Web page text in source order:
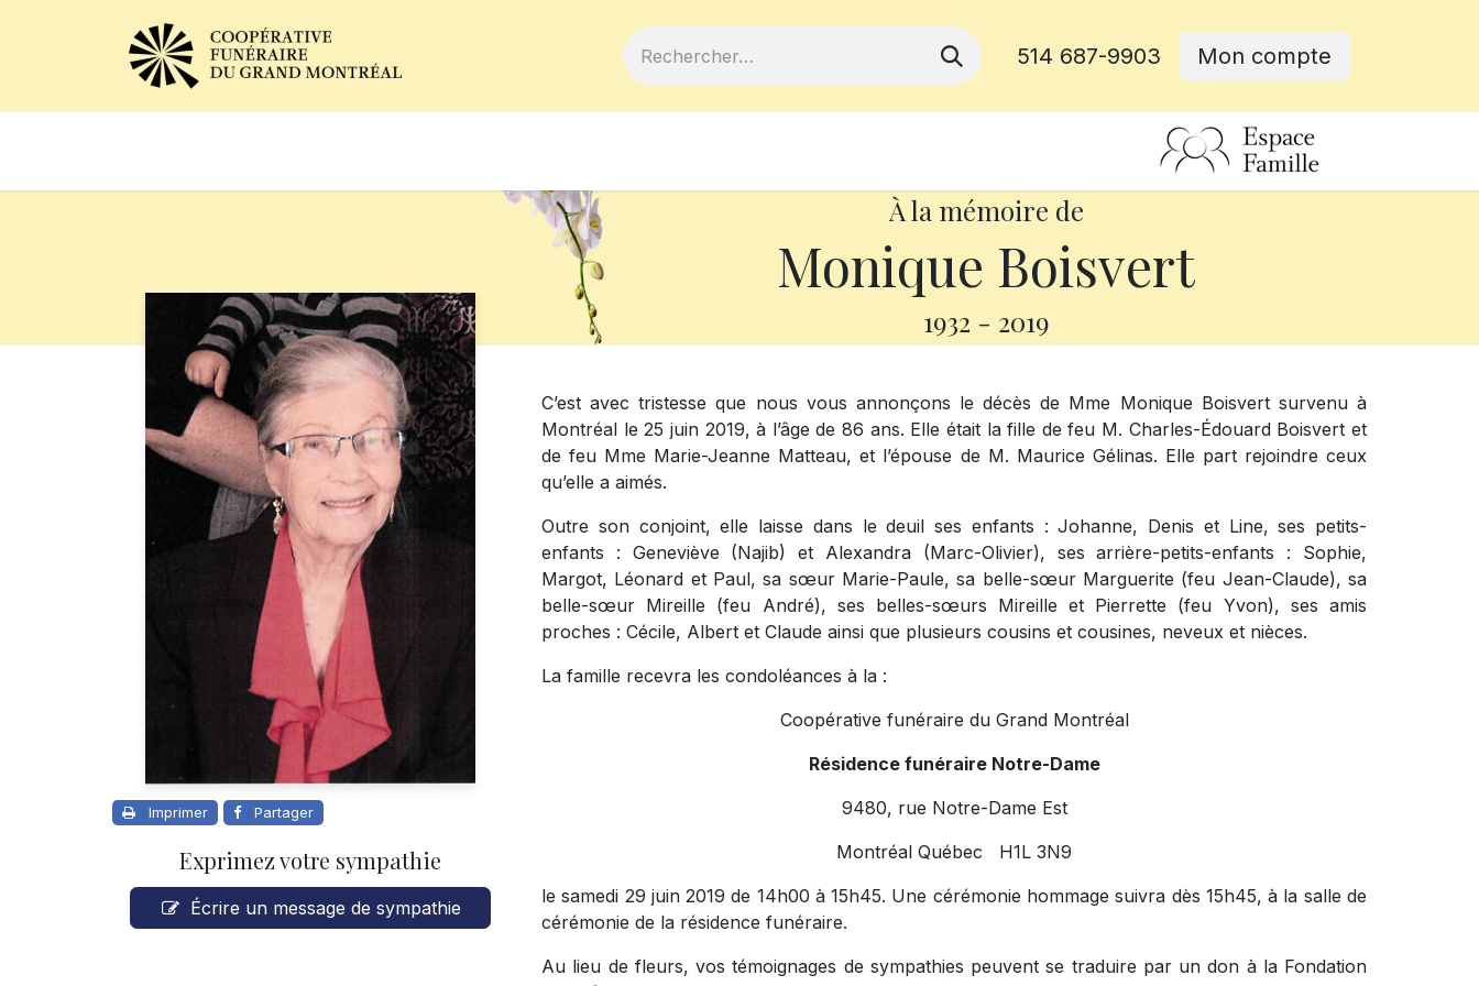
514 687-9903 Mon compte
À la mémoire de
Monique Boisvert
1932 - 2019
Imprimer Partager
Exprimez votre sympathie
Écrire un message de sympathie
C’est avec tristesse que nous vous annonçons le décès de Mme Monique Boisvert survenu à
Montréal le 25 juin 2019, à l’âge de 86 ans. Elle était la fille de feu M. Charles-Édouard Boisvert et
de feu Mme Marie-Jeanne Matteau, et l’épouse de M. Maurice Gélinas. Elle part rejoindre ceux
qu’elle a aimés.
Outre son conjoint, elle laisse dans le deuil ses enfants : Johanne, Denis et Line, ses petits-
enfants : Geneviève (Najib) et Alexandra (Marc-Olivier), ses arrière-petits-enfants : Sophie,
Margot, Léonard et Paul, sa sœur Marie-Paule, sa belle-sœur Marguerite (feu Jean-Claude), sa
belle-sœur Mireille (feu André), ses belles-sœurs Mireille et Pierrette (feu Yvon), ses amis
proches : Cécile, Albert et Claude ainsi que plusieurs cousins et cousines, neveux et nièces.
La famille recevra les condoléances à la :
Coopérative funéraire du Grand Montréal
Résidence funéraire Notre-Dame
9480, rue Notre-Dame Est
Montréal Québec H1L 3N9
le samedi 29 juin 2019 de 14h00 à 15h45. Une cérémonie hommage suivra dès 15h45, à la salle de
cérémonie de la résidence funéraire.
Au lieu de fleurs, vos témoignages de sympathies peuvent se traduire par un don à la Fondation